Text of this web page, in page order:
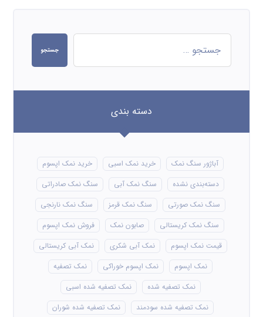
جستجو
دسته بندی
آباژور سنگ نمک خرید نمک اسبی
خرید نمک اپسوم
دسته‌بندی نشده
سنگ نمک آبی
سنگ نمک صادراتی
سنگ نمک صورتی
سنگ نمک قرمز
سنگ نمک نارنجی
سنگ نمک کریستالی
صابون نمک
فروش نمک اپسوم
قیمت نمک اپسوم
نمک آبی شکری
نمک آبی کریستالی
نمک اپسوم
نمک اپسوم خوراکی
نمک تصفیه
نمک تصفیه شده
نمک تصفیه شده اسبی
نمک تصفیه شده سودمند
نمک تصفیه شده شوران